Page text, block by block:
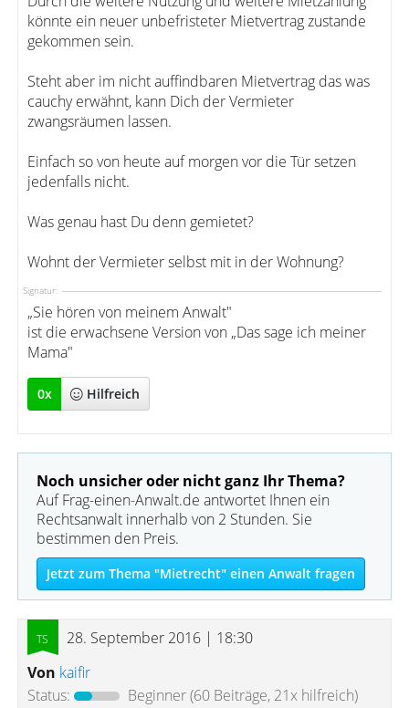
könnte ein neuer unbefristeter Mietvertrag zustande
gekommen sein.
Steht aber im nicht auffindbaren Mietvertrag das was
cauchy erwähnt, kann Dich der Vermieter
zwangsräumen lassen.
Einfach so von heute auf morgen vor die Tür setzen
jedenfalls nicht.
Was genau hast Du denn gemietet?
Wohnt der Vermieter selbst mit in der Wohnung?
Signatur:
„Sie hören von meinem Anwalt"
ist die erwachsene Version von „Das sage ich meiner
Mama"
0x Hilfreich
Noch unsicher oder nicht ganz Ihr Thema?
Auf Frag-einen-Anwalt.de antwortet Ihnen ein
Rechtsanwalt innerhalb von 2 Stunden. Sie
bestimmen den Preis.
Jetzt zum Thema "Mietrecht" einen Anwalt fragen
28. September 2016 | 18:30
Von kaifir
Status:
Beginner(60 Beiträge, 21x hilfreich)